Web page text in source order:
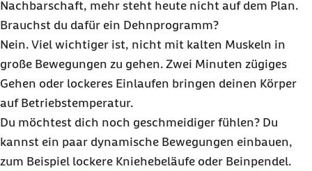
Nachbarschaft, mehr steht heute nicht auf dem Plan.
Brauchst du dafür ein Dehnprogramm?
Nein. Viel wichtiger ist, nicht mit kalten Muskeln in
große Bewegungen zu gehen. Zwei Minuten zügiges
Gehen oder lockeres Einlaufen bringen deinen Körper
auf Betriebstemperatur.
Du möchtest dich noch geschmeidiger fühlen? Du
kannst ein paar dynamische Bewegungen einbauen,
zum Beispiel lockere Kniehebeläufe oder Beinpendel.